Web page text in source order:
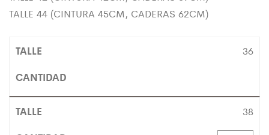
TALLE 44 (CINTURA 45CM, CADERAS 62CM)
36
38